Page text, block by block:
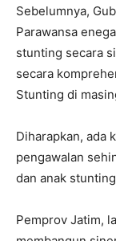
Sebelumnya,
Parawansa
stunting secara
secara
Stunting di
Diharapkan, ada
pengawalan
dan anak
Pemprov Jatim,